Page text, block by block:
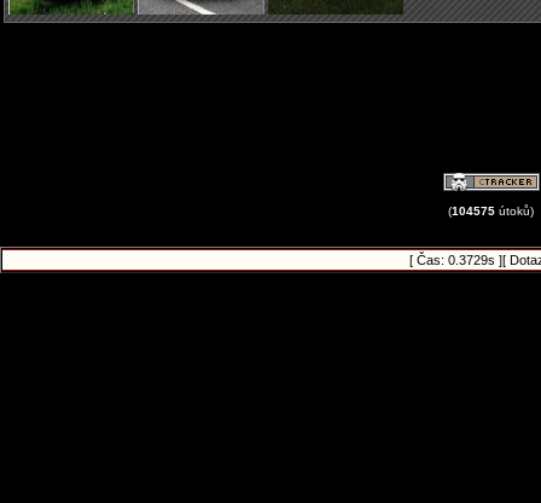
(104575 útoků)
[ Čas: 0.3729s ][